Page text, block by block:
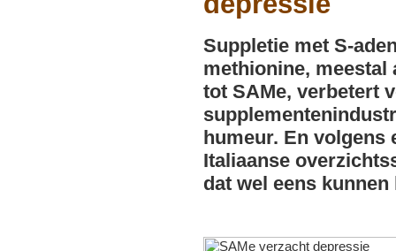
Suppletie met S-
methionine, meestal
tot SAMe, verbetert
humeur. En volgens
Italiaanse
dat wel eens kunnen